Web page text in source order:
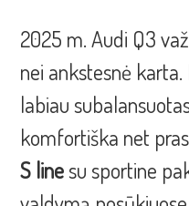
2025 m. Audi Q3
nei ankstesnė
labiau
komfortiška net
S linesu sportine